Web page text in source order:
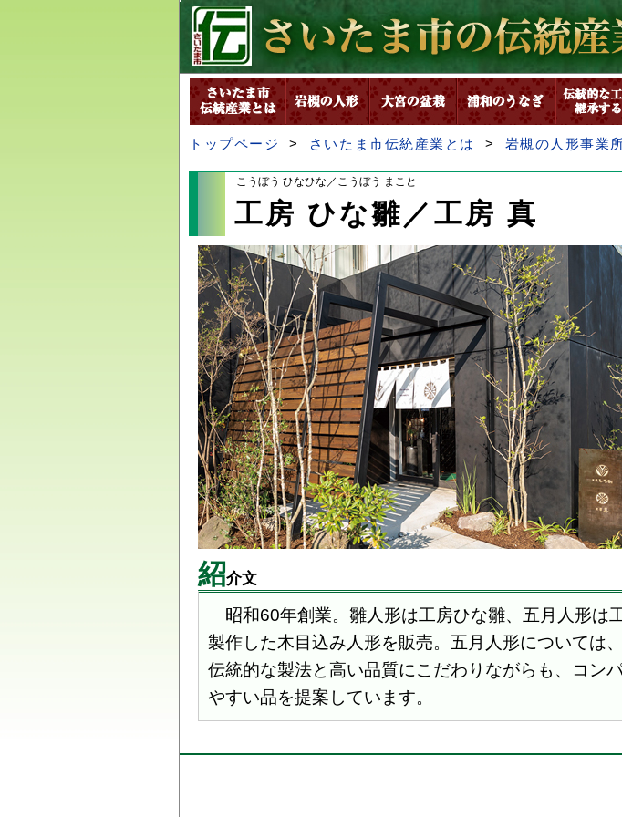
トップページ > さいたま市伝統産業とは > 岩槻の人形事業
こうぼう ひなひな／こうぼう まこと
工房 ひな雛／工房 真
紹介文
昭和60年創業。雛人形は工房ひな雛、五月人形は
製作した木目込み人形を販売。五月人形については
伝統的な製法と高い品質にこだわりながらも、コン
やすい品を提案しています。